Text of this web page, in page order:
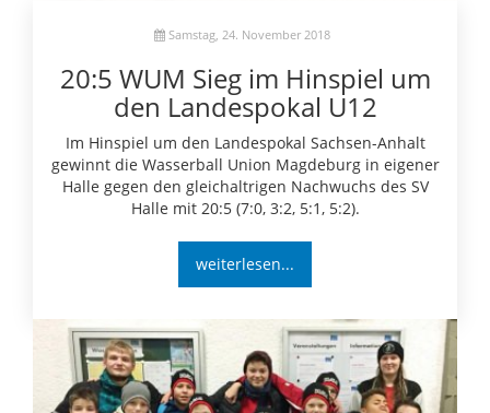
Samstag, 24. November 2018
20:5 WUM Sieg im Hinspiel um
den Landespokal U12
Im Hinspiel um den Landespokal Sachsen-Anhalt
gewinnt die Wasserball Union Magdeburg in eigener
Halle gegen den gleichaltrigen Nachwuchs des SV
Halle mit 20:5 (7:0, 3:2, 5:1, 5:2).
weiterlesen...